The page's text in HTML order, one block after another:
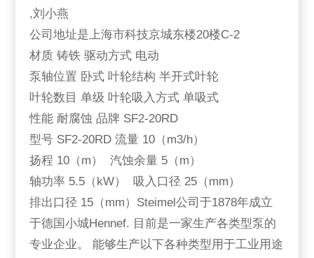
,刘小燕
公司地址是上海市科技京城东楼20楼C-2
材质 铸铁 驱动方式 电动
泵轴位置 卧式 叶轮结构 半开式叶轮
叶轮数目 单级 叶轮吸入方式 单吸式
性能 耐腐蚀 品牌 SF2-20RD
型号 SF2-20RD 流量 10（m3/h）
扬程 10（m） 汽蚀余量 5（m）
轴功率 5.5（kW） 吸入口径 25（mm）
排出口径 15（mm）Steimel公司于1878年成立
于德国小城Hennef. 目前是一家生产各类型泵的
专业企业。 能够生产以下各种类型用于工业用途